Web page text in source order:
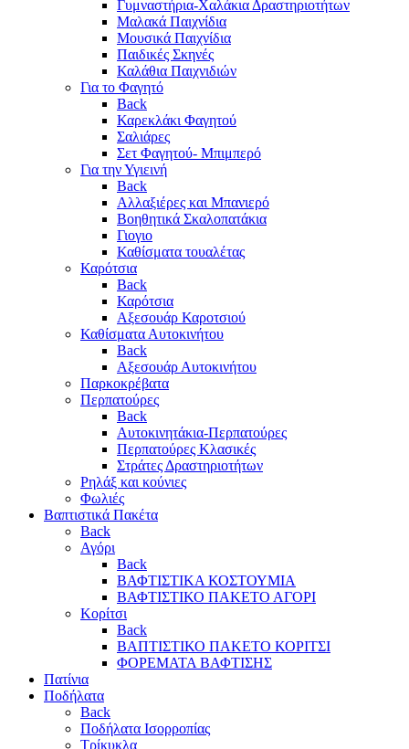
Γυμναστήρια-Χαλάκια Δραστηριοτήτων
Μαλακά Παιχνίδια
Μουσικά Παιχνίδια
Παιδικές Σκηνές
Καλάθια Παιχνιδιών
Για το Φαγητό
Back
Καρεκλάκι Φαγητού
Σαλιάρες
Σετ Φαγητού- Μπιμπερό
Για την Υγιεινή
Back
Αλλαξιέρες και Μπανιερό
Βοηθητικά Σκαλοπατάκια
Γιογιο
Καθίσματα τουαλέτας
Καρότσια
Back
Καρότσια
Αξεσουάρ Καροτσιού
Καθίσματα Αυτοκινήτου
Back
Αξεσουάρ Αυτοκινήτου
Παρκοκρέβατα
Περπατούρες
Back
Αυτοκινητάκια-Περπατούρες
Περπατούρες Κλασικές
Στράτες Δραστηριοτήτων
Ρηλάξ και κούνιες
Φωλιές
Βαπτιστικά Πακέτα
Back
Αγόρι
Back
ΒΑΦΤΙΣΤΙΚΑ ΚΟΣΤΟΥΜΙΑ
ΒΑΦΤΙΣΤΙΚΟ ΠΑΚΕΤΟ ΑΓΟΡΙ
Κορίτσι
Back
ΒΑΠΤΙΣΤΙΚΟ ΠΑΚΕΤΟ ΚΟΡΙΤΣΙ
ΦΟΡΕΜΑΤΑ ΒΑΦΤΙΣΗΣ
Πατίνια
Ποδήλατα
Back
Ποδήλατα Ισορροπίας
Τρίκυκλα